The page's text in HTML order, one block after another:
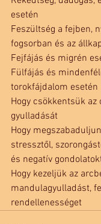
esetén
Feszültség a fejben,
fogsorban és az
Fejfájás és migrén
Fülfájás és
torokfájdalom esetén
Hogy csökkentsük az
gyulladását
Hogy
stressztől,
és negatív
Hogy kezeljük az
mandulagyulladást,
rendellenességet